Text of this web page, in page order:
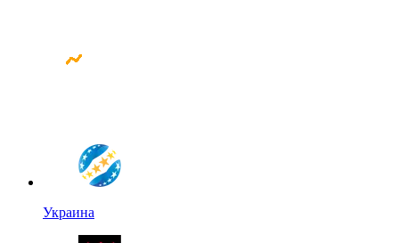
Украина